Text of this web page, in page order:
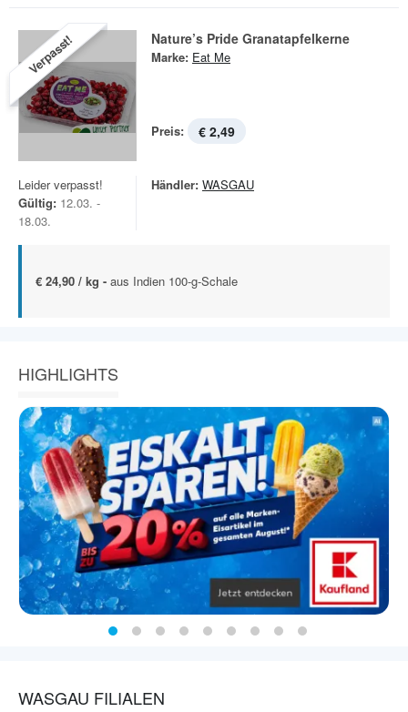
Verpasst! Nature’s Pride Granatapfelkerne
Marke: Eat Me
Preis: € 2,49
Leider verpasst!
Gültig: 12.03. -
18.03.
Händler: WASGAU
€ 24,90 / kg - aus Indien 100-g-Schale
HIGHLIGHTS
WASGAU FILIALEN